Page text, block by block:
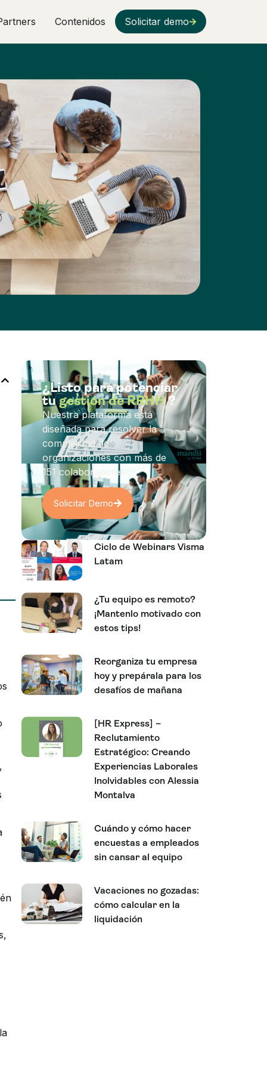
Contenidos Solicitar demo
¿Listo para potenciar
tugestión de RRHH?
Nuestra plataforma está
diseñada para resolver la
complejidad de
organizaciones con más de
151 colaboradores.
Solicitar Demo
Ciclo de Webinars Visma
Latam
¿Tu equipo es remoto?
¡Mantenlo motivado con
estos tips!
Reorganiza tu empresa
hoy y prepárala para los
desafíos de mañana
[HR Express] –
Reclutamiento
Estratégico: Creando
Experiencias Laborales
Inolvidables con Alessia
Montalva
Cuándo y cómo hacer
encuestas a empleados
sin cansar al equipo
Vacaciones no gozadas:
cómo calcular en la
liquidación